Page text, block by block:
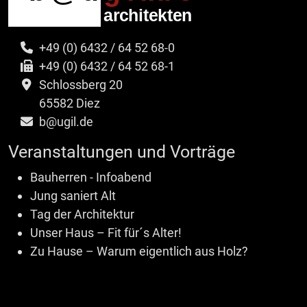
+49 (0) 6432 / 64 52 68-0
+49 (0) 6432 / 64 52 68-1
Schlossberg 20
65582 Diez
b@ugil.de
Veranstaltungen und Vorträge
Bauherren - Infoabend
Jung saniert Alt
Tag der Architektur
Unser Haus – Fit für´s Alter!
Zu Hause – Warum eigentlich aus Holz?